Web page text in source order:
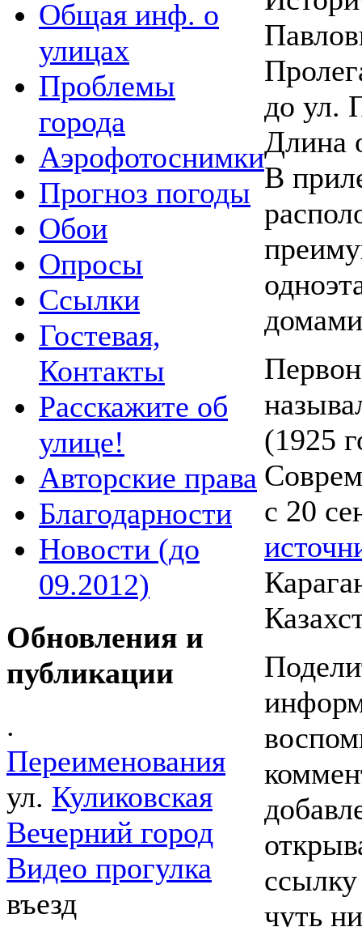
Общая инф. о
улицах
Проблемы
города
Аэрофотоснимки
Прогноз погоды
Обои
Опросы
Ссылки
Гостевая,
Контакты
Расскажите об
улице!
Авторские права
Благодарности
Новости (до
09.2012)
Обновления и
публикации
.
Переименования
ул. Куликовская
Вечерний город
Видео прогулка
въезд
до ул.
Длина
В
(1925
с 20
чуть